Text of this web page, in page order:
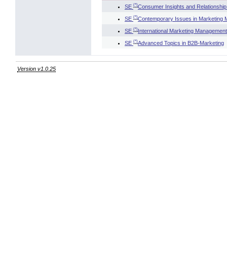
SE (*)Consumer Insights and
SE (*)Contemporary Issues in Marketing
SE (*)International Marketing Management
SE (*)Advanced Topics in B2B-Marketing
Version v1.0.25